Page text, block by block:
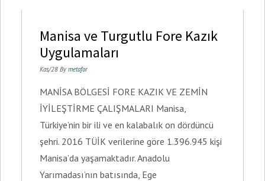
Manisa ve Turgutlu Fore Kazık
Uygulamaları
Kas/28 By metafor
MANİSA BÖLGESİ FORE KAZIK VE ZEMİN
İYİLEŞTİRME ÇALIŞMALARI Manisa,
Türkiye’nin bir ili ve en kalabalık on dördüncü
şehri. 2016 TÜİK verilerine göre 1.396.945 kişi
Manisa’da yaşamaktadır. Anadolu
Yarımadası’nın batısında, Ege